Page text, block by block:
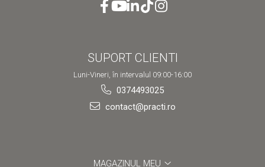
SUPORT CLIENTI
Luni-Vineri, în intervalul 09:00-16:00
0374493025
contact@practi.ro
MAGAZINUL MEU